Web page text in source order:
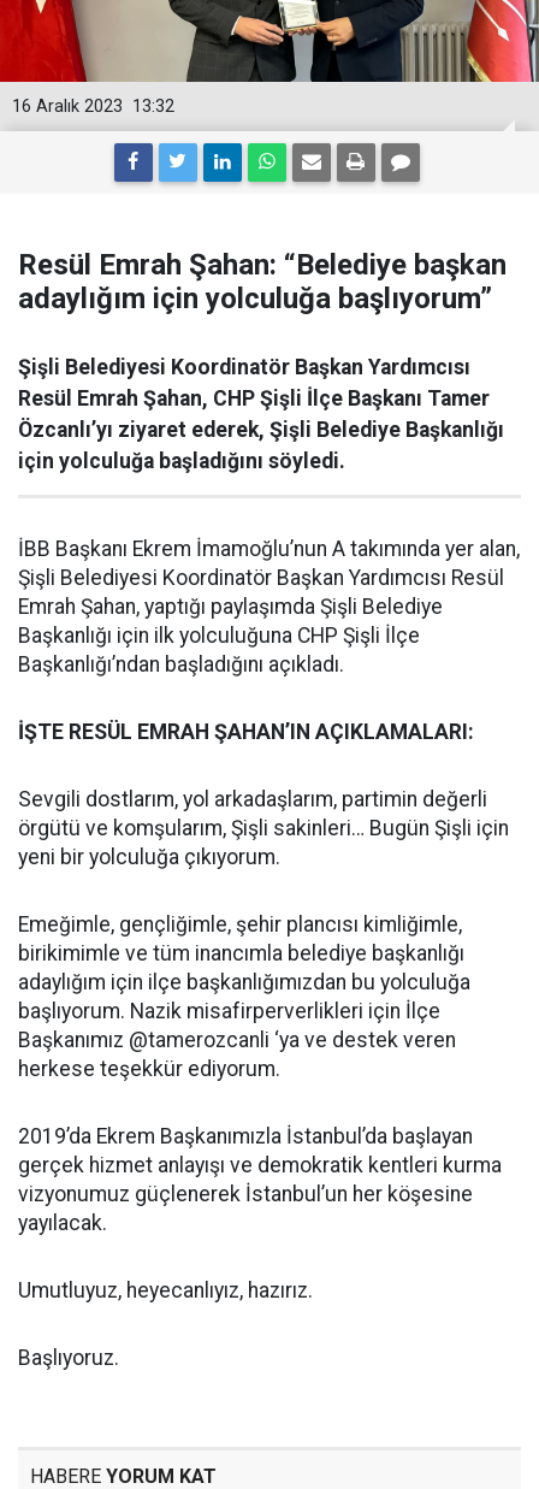
13:32
16 Aralık 2023
Resül Emrah Şahan: “Belediye başkan
adaylığım için yolculuğa başlıyorum”
Şişli Belediyesi Koordinatör Başkan Yardımcısı
Resül Emrah Şahan, CHP Şişli İlçe Başkanı Tamer
Özcanlı’yı ziyaret ederek, Şişli Belediye Başkanlığı
için yolculuğa başladığını söyledi.
İBB Başkanı Ekrem İmamoğlu’nun A takımında yer alan,
Şişli Belediyesi Koordinatör Başkan Yardımcısı Resül
Emrah Şahan, yaptığı paylaşımda Şişli Belediye
Başkanlığı için ilk yolculuğuna CHP Şişli İlçe
Başkanlığı’ndan başladığını açıkladı.
İŞTE RESÜL EMRAH ŞAHAN’IN AÇIKLAMALARI:
Sevgili dostlarım, yol arkadaşlarım, partimin değerli
örgütü ve komşularım, Şişli sakinleri… Bugün Şişli için
yeni bir yolculuğa çıkıyorum.
Emeğimle, gençliğimle, şehir plancısı kimliğimle,
birikimimle ve tüm inancımla belediye başkanlığı
adaylığım için ilçe başkanlığımızdan bu yolculuğa
başlıyorum. Nazik misafirperverlikleri için İlçe
Başkanımız @tamerozcanli ‘ya ve destek veren
herkese teşekkür ediyorum.
2019’da Ekrem Başkanımızla İstanbul’da başlayan
gerçek hizmet anlayışı ve demokratik kentleri kurma
vizyonumuz güçlenerek İstanbul’un her köşesine
yayılacak.
Umutluyuz, heyecanlıyız, hazırız.
Başlıyoruz.
HABERE YORUM KAT